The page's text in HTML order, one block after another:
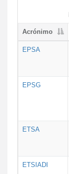
Acrónimo
EPSA
EPSG
ETSA
ETSIADI